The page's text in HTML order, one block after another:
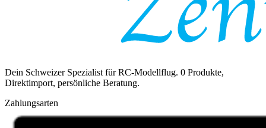
Dein Schweizer Spezialist für RC-Modellflug. 0 Produkte,
Direktimport, persönliche Beratung.
Zahlungsarten